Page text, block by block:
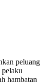
peluang
hambatan